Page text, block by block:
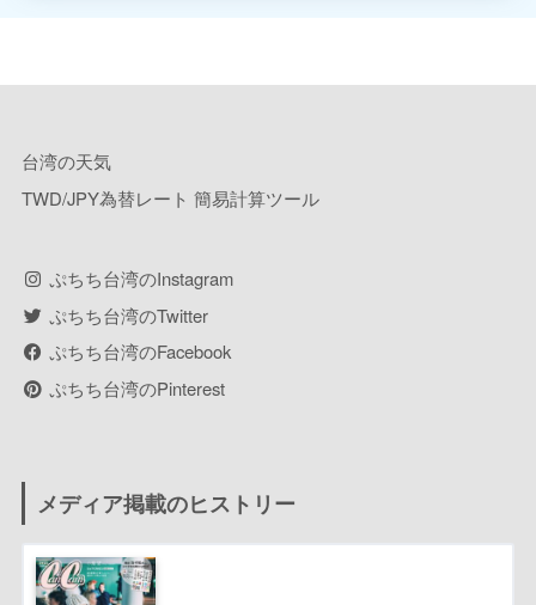
台湾の天気
TWD/JPY為替レート 簡易計算ツール
ぷちち台湾のInstagram
ぷちち台湾のTwitter
ぷちち台湾のFacebook
ぷちち台湾のPinterest
メディア掲載のヒストリー